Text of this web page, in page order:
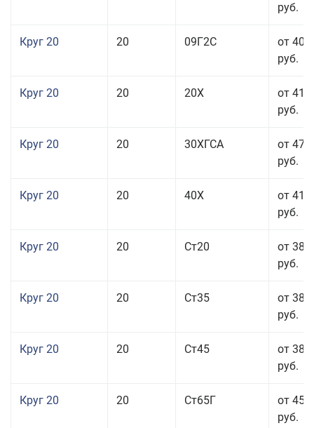
руб.
Круг 20 20 09Г2С
от 40
руб.
Круг 20 20 20Х
от 41
руб.
Круг 20 20 30ХГСА
от 47
руб.
Круг 20 20 40Х
от 41
руб.
Круг 20 20 Ст20
от 38
руб.
Круг 20 20 Ст35
от 38
руб.
Круг 20 20 Ст45
от 38
руб.
Круг 20 20 Ст65Г
от 45
руб.